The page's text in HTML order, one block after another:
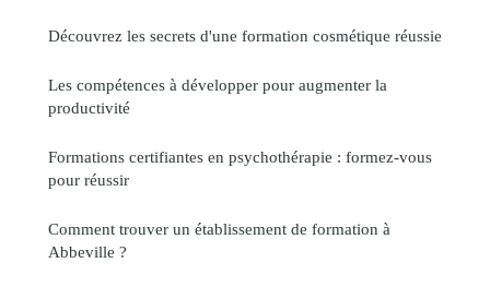
Découvrez les secrets d'une formation cosmétique réussie
Les compétences à développer pour augmenter la
productivité
Formations certifiantes en psychothérapie : formez-vous
pour réussir
Comment trouver un établissement de formation à
Abbeville ?